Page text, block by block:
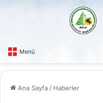
Menü
Ana Sayfa / Haberler